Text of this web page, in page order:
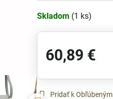
Skladom (1 ks)
60,89 €
Pridať k Obľúbeným